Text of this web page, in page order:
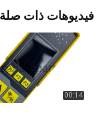
فيديوهات ذات صلة
00:14